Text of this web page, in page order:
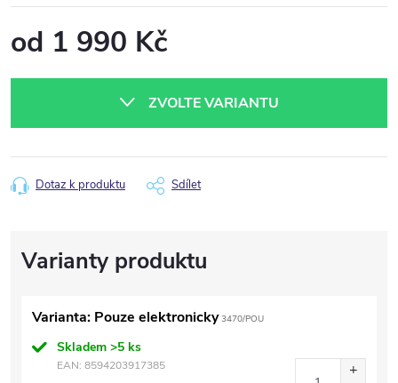
od 1 990 Kč
ZVOLTE VARIANTU
Dotaz k produktu Sdílet
Varianta: Pouze elektronicky3470/POU
Skladem >5 ks
EAN: 8594203917385